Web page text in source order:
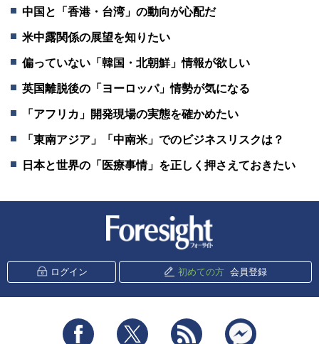
中国と「香港・台湾」の動向が心配だ
米中露関係の展望を知りたい
偏っていない「韓国・北朝鮮」情報が欲しい
英国離脱後の「ヨーロッパ」情勢が気になる
「アフリカ」開発現場の実態を確かめたい
「東南アジア」「中南米」でのビジネスリスクは？
日本と世界の「医療事情」を正しく押さえておきたい
ログイン 初めての方 会員登録
Facebook Twitter RSS